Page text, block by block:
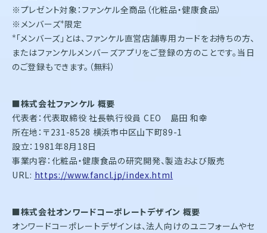
※プレゼント対象：ファンケル全商品（化粧品・健康食品）
※メンバーズ＊限定
＊ 「メンバーズ」とは、ファンケル直営店舗専用カードをお持ちの方、
またはファンケルメンバーズアプリをご登録の方のことです。当日
のご登録もできます。（無料）
■株式会社ファンケル 概要
代表者：代表取締役 社長執行役員 CEO 島田 和幸
所在地：〒231-8528 横浜市中区山下町89-1
設立：1981年8月18日
事業内容：化粧品・健康食品の研究開発、製造および販売
URL: https://www.fancl.jp/index.html
■株式会社オンワードコーポレートデザイン 概要
オンワードコーポレートデザインは、法人向けのユニフォームやセ